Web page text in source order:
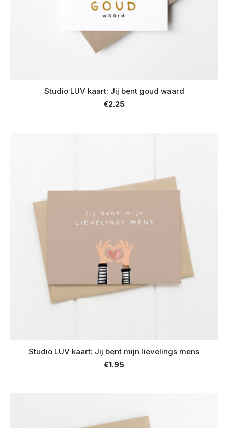
Studio LUV kaart: Jij bent goud waard
€2.25
Studio LUV kaart: Jij bent mijn lievelings mens
€1.95